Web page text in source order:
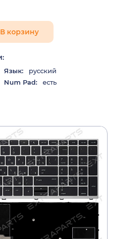
В корзину
Язык:
русский
Num Pad:
есть